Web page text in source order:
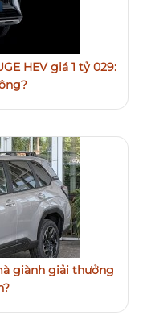
HEV giá 1 tỷ 029:
giành giải thưởng